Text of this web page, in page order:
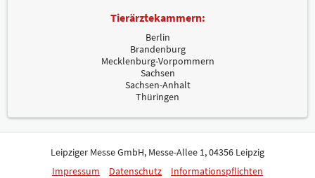
Tierärztekammern:
Berlin
Brandenburg
Mecklenburg-Vorpommern
Sachsen
Sachsen-Anhalt
Thüringen
Leipziger Messe GmbH, Messe-Allee 1, 04356 Leipzig
Impressum
Datenschutz Informationspflichten